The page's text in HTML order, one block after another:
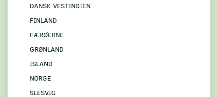
DANSK VESTINDIEN
FINLAND
FÆRØERNE
GRØNLAND
ISLAND
NORGE
SLESVIG